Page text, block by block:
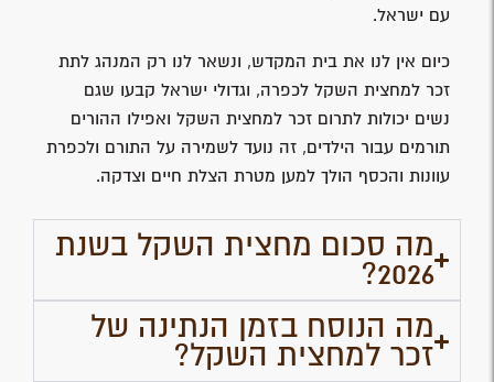
עם ישראל.
כיום אין לנו את בית המקדש, ונשאר לנו רק המנהג לתת
זכר למחצית השקל לכפרה, וגדולי ישראל קבעו שגם
נשים יכולות לתרום זכר למחצית השקל ואפילו ההורים
תורמים עבור הילדים, זה נועד לשמירה על התורם ולכפרת
עוונות והכסף הולך למען מטרת הצלת חיים וצדקה.
מה סכום מחצית השקל בשנת
2026?
מה הנוסח בזמן הנתינה של
זכר למחצית השקל?